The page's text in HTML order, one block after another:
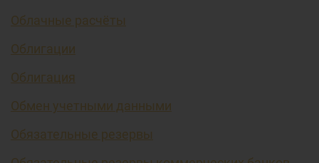
Облачные расчёты
Облигации
Облигация
Обмен учетными данными
Обязательные резервы